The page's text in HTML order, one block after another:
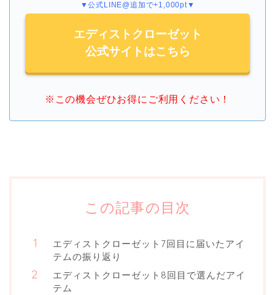
▼公式LINE@追加で+1,000pt▼
エディストクローゼット
公式サイトはこちら
※この機会ぜひお得にご利用ください！
この記事の目次
エディストクローゼット7回目に届いたアイ
テムの振り返り
エディストクローゼット8回目で選んだアイ
テム